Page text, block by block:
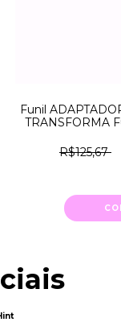
Funil
TRANSFORMA
R$125,67